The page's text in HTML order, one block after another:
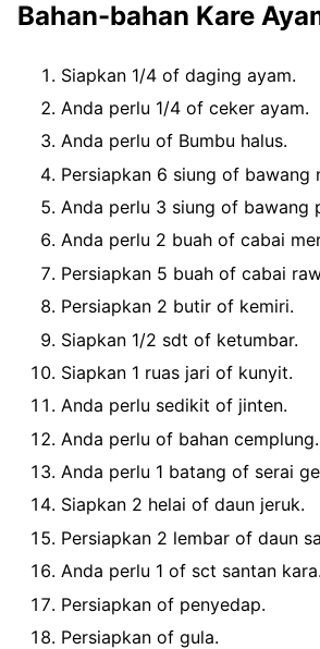
Bahan-bahan Kare
Siapkan 1/4 of daging ayam.
Anda perlu 1/4 of ceker ayam.
Anda perlu of Bumbu halus.
Persiapkan 6 siung of bawang
Anda perlu 3 siung of bawang
Anda perlu 2 buah of cabai
Persiapkan 5 buah of cabai
Persiapkan 2 butir of kemiri.
Siapkan 1/2 sdt of ketumbar.
Siapkan 1 ruas jari of kunyit.
Anda perlu sedikit of jinten.
Anda perlu of bahan cemplung.
Anda perlu 1 batang of serai
Siapkan 2 helai of daun jeruk.
Persiapkan 2 lembar of daun
Anda perlu 1 of sct santan kara.
Persiapkan of penyedap.
Persiapkan of gula.